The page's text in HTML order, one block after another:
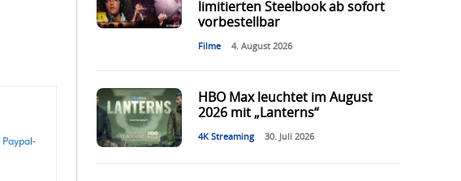
Paypal-
limitierten Steelbook ab sofort
vorbestellbar
Filme 4. August 2026
HBO Max leuchtet im August
2026 mit „Lanterns“
4K Streaming 30. Juli 2026